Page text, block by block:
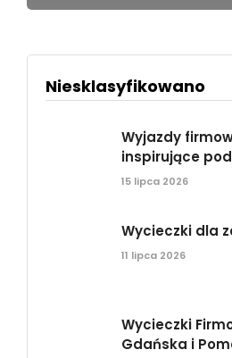
Niesklasyfikowano
Wyjazdy
inspirujące
15 lipca 2026
Wycieczki dla
11 lipca 2026
Wycieczki
Gdańska i